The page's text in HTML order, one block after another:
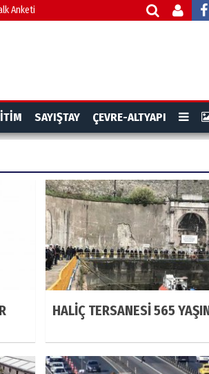
Anketi
SAYIŞTAY ÇEVRE-ALTYAPI
HALİÇ TERSANESİ 565